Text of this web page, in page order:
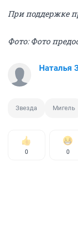
При поддержке
Фото: Фото
Наталья
Звезда Мигель
0 0